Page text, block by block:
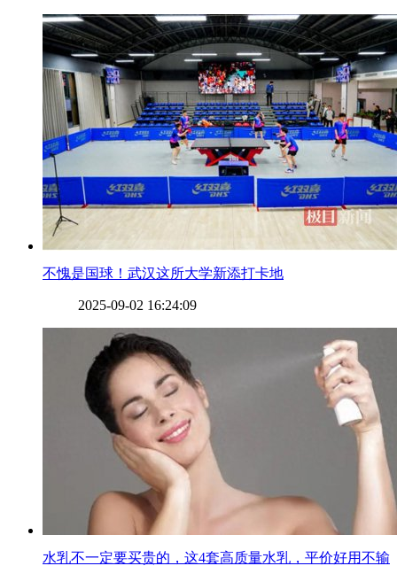
​不愧是国球！武汉这所大学新添打卡地
2025-09-02 16:24:09
​水乳不一定要买贵的，这4套高质量水乳，平价好用不输